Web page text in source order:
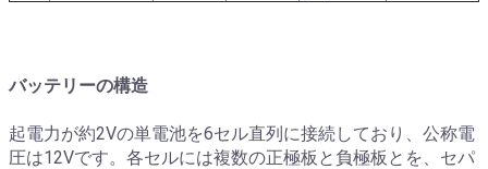
バッテリーの構造
起電力が約2Vの単電池を6セル直列に接続しており、公称電
圧は12Vです。各セルには複数の正極板と負極板とを、セパ